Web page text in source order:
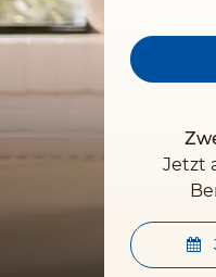
Jetzt